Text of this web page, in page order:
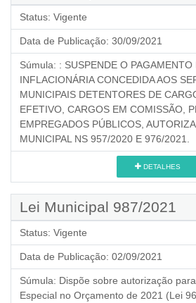
Status: Vigente
Data de Publicação: 30/09/2021
Súmula: : SUSPENDE O
INFLACIONÁRIA CONCEDIDA AOS
MUNICIPAIS DETENTORES DE
EFETIVO, CARGOS EM COMISSÃO,
EMPREGADOS PÚBLICOS,
MUNICIPAL NS 957/2020 E 976/2021.
DETALHES
Lei Municipal 987/2021
Status: Vigente
Data de Publicação: 02/09/2021
Súmula: Dispõe sobre autorização
Especial no Orçamento de 2021 (Lei